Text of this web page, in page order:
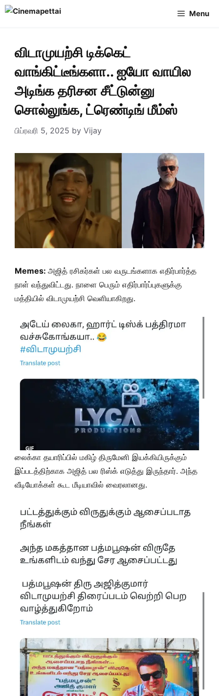
Skip
Menu
விடாமுயற்சி டிக்கெட்
வாங்கிட்டீங்களா.. ஐயோ வாயில
அடிங்க தரிசன சீட்டுன்னு
சொல்லுங்க, ட்ரெண்டிங் மீம்ஸ்
பிப்ரவரி 5, 2025 by Vijay
Memes: அஜித் ரசிகர்கள் பல வருடங்களாக எதிர்பார்த்த
நாள் வந்துவிட்டது. நாளை பெரும் எதிர்பார்ப்புகளுக்கு
மத்தியில் விடாமுயற்சி வெளியாகிறது.
லைக்கா தயாரிப்பில் மகிழ் திருமேனி இயக்கியிருக்கும்
இப்படத்திற்காக அஜித் பல ரிஸ்க் எடுத்து இருந்தார். அந்த
வீடியோக்கள் கூட மீடியாவில் வைரலானது.